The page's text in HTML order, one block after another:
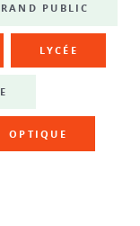
PUBLIC
LYCÉE
OPTIQUE